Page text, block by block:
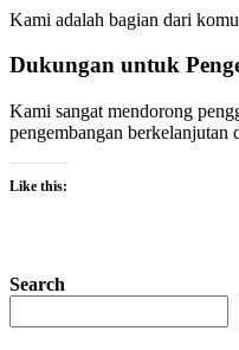
Kami adalah bagian dari
Dukungan untuk
Kami sangat mendorong
pengembangan berkelanjutan
Like this:
Search